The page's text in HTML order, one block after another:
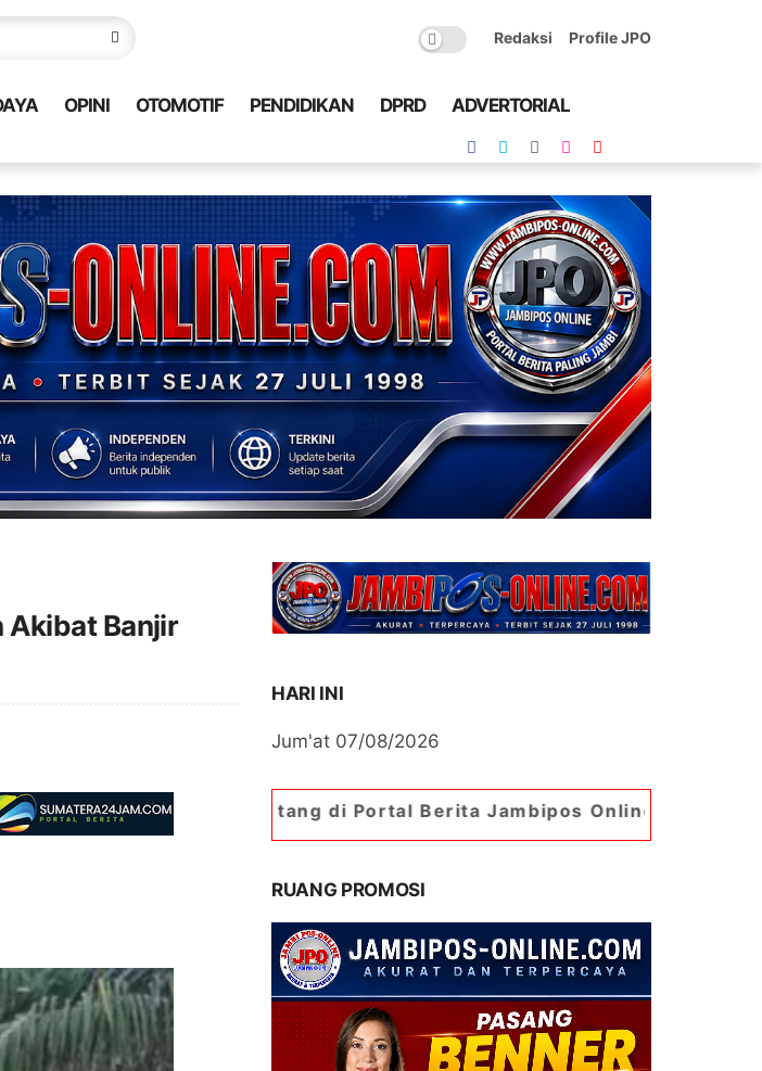
Redaksi Profile JPO
OPINI OTOMOTIF PENDIDIKAN DPRD ADVERTORIAL
Akibat Banjir
HARI INI
Jum'at 07/08/2026
Selamat Datang di Portal Berita Jambipos Online. Portal Berita Paling
RUANG PROMOSI